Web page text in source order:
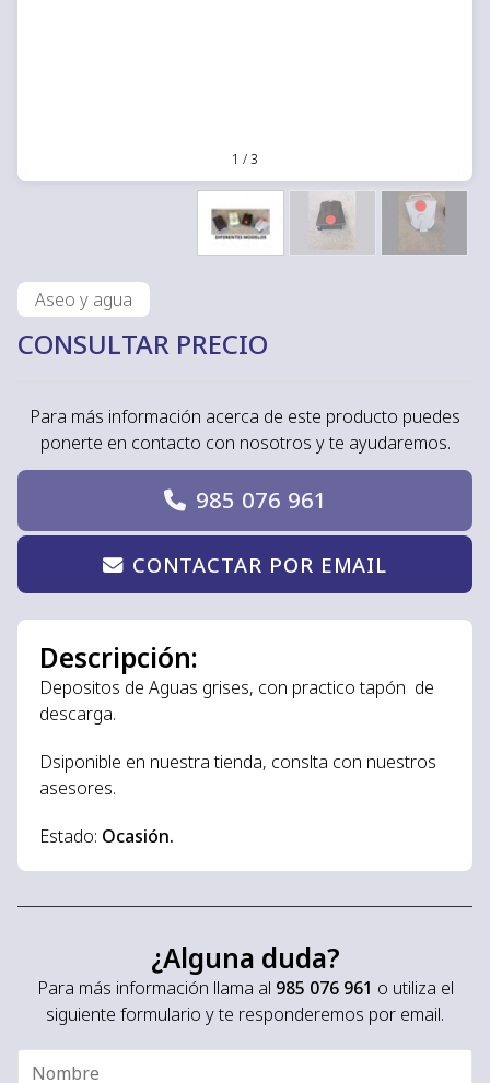
1 /3
Aseo y agua
CONSULTAR PRECIO
Para más información acerca de este producto puedes
ponerte en contacto con nosotros y te ayudaremos.
985 076 961
CONTACTAR POR EMAIL
Descripción:
Depositos de Aguas grises, con practico tapón de
descarga.
Dsiponible en nuestra tienda, conslta con nuestros
asesores.
Estado: Ocasión.
¿Alguna duda?
Para más información llama al 985 076 961 o utiliza el
siguiente formulario y te responderemos por email.